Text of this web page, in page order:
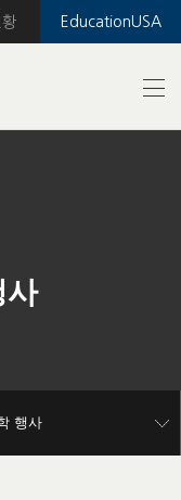
EducationUSA
황
사
행사